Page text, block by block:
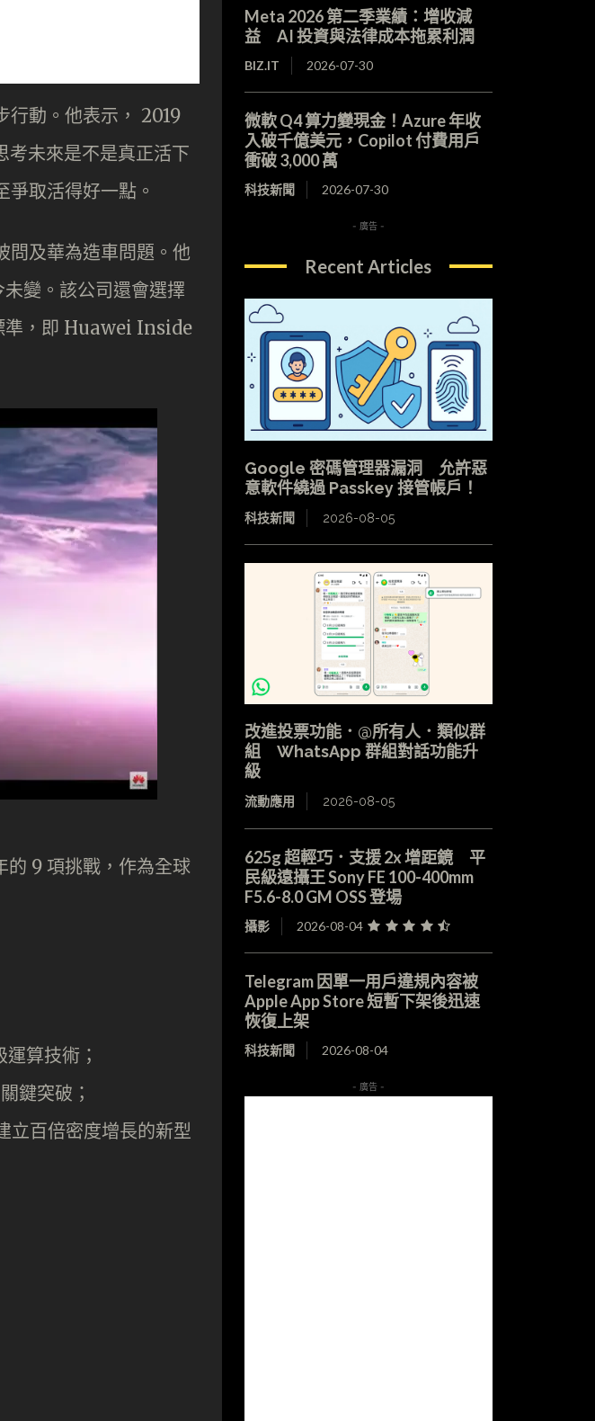
行動。他表示， 2019
考未來是不是真正活下
取活得好一點。
問及華為造車問題。他
變。該公司還會選擇
準，即 Huawei Inside
的 9 項挑戰，作為全球
算技術；
鍵突破；
百倍密度增長的新型
Meta 2026 第二季業績：增收減
益 AI 投資與法律成本拖累利潤
BIZ.IT 2026-07-30
微軟 Q4 算力變現金！Azure 年收
入破千億美元，Copilot 付費用戶
衝破 3,000 萬
科技新聞 2026-07-30
- 廣告 -
Recent Articles
Google 密碼管理器漏洞 允許惡
意軟件繞過 Passkey 接管帳戶！
科技新聞 2026-08-05
改進投票功能．@所有人．類似群
組 WhatsApp 群組對話功能升
級
流動應用 2026-08-05
625g 超輕巧．支援 2x 增距鏡 平
民級遠攝王 Sony FE 100-400mm
F5.6-8.0 GM OSS 登場
攝影 2026-08-04
Telegram 因單一用戶違規內容被
Apple App Store 短暫下架後迅速
恢復上架
科技新聞 2026-08-04
- 廣告 -